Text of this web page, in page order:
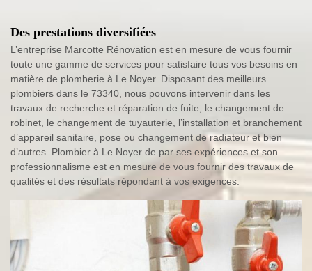
Des prestations diversifiées
L’entreprise Marcotte Rénovation est en mesure de vous fournir
toute une gamme de services pour satisfaire tous vos besoins en
matière de plomberie à Le Noyer. Disposant des meilleurs
plombiers dans le 73340, nous pouvons intervenir dans les
travaux de recherche et réparation de fuite, le changement de
robinet, le changement de tuyauterie, l’installation et branchement
d’appareil sanitaire, pose ou changement de radiateur et bien
d’autres. Plombier à Le Noyer de par ses expériences et son
professionnalisme est en mesure de vous fournir des travaux de
qualités et des résultats répondant à vos exigences.